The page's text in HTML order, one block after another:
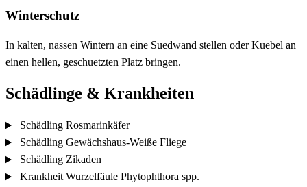
Winterschutz
In kalten, nassen Wintern an eine Suedwand stellen oder Kuebel an
einen hellen, geschuetzten Platz bringen.
Schädlinge & Krankheiten
Schädling Rosmarinkäfer
Schädling Gewächshaus-Weiße Fliege
Schädling Zikaden
Krankheit Wurzelfäule Phytophthora spp.